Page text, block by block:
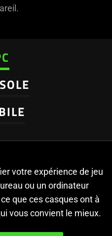
votre expérience de jeu
ou un ordinateur
que ces casques ont à
vous convient le mieux.